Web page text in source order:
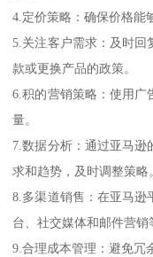
4.定价策略：确保价格能
5.关注客户需求：及时回
款或更换产品的政策。
6.积的营销策略：使用广
量。
7.数据分析：通过亚马
求和趋势，及时调整策略
8.多渠道销售：在亚马逊
台、社交媒体和邮件营销
9.合理成本管理：避免冗